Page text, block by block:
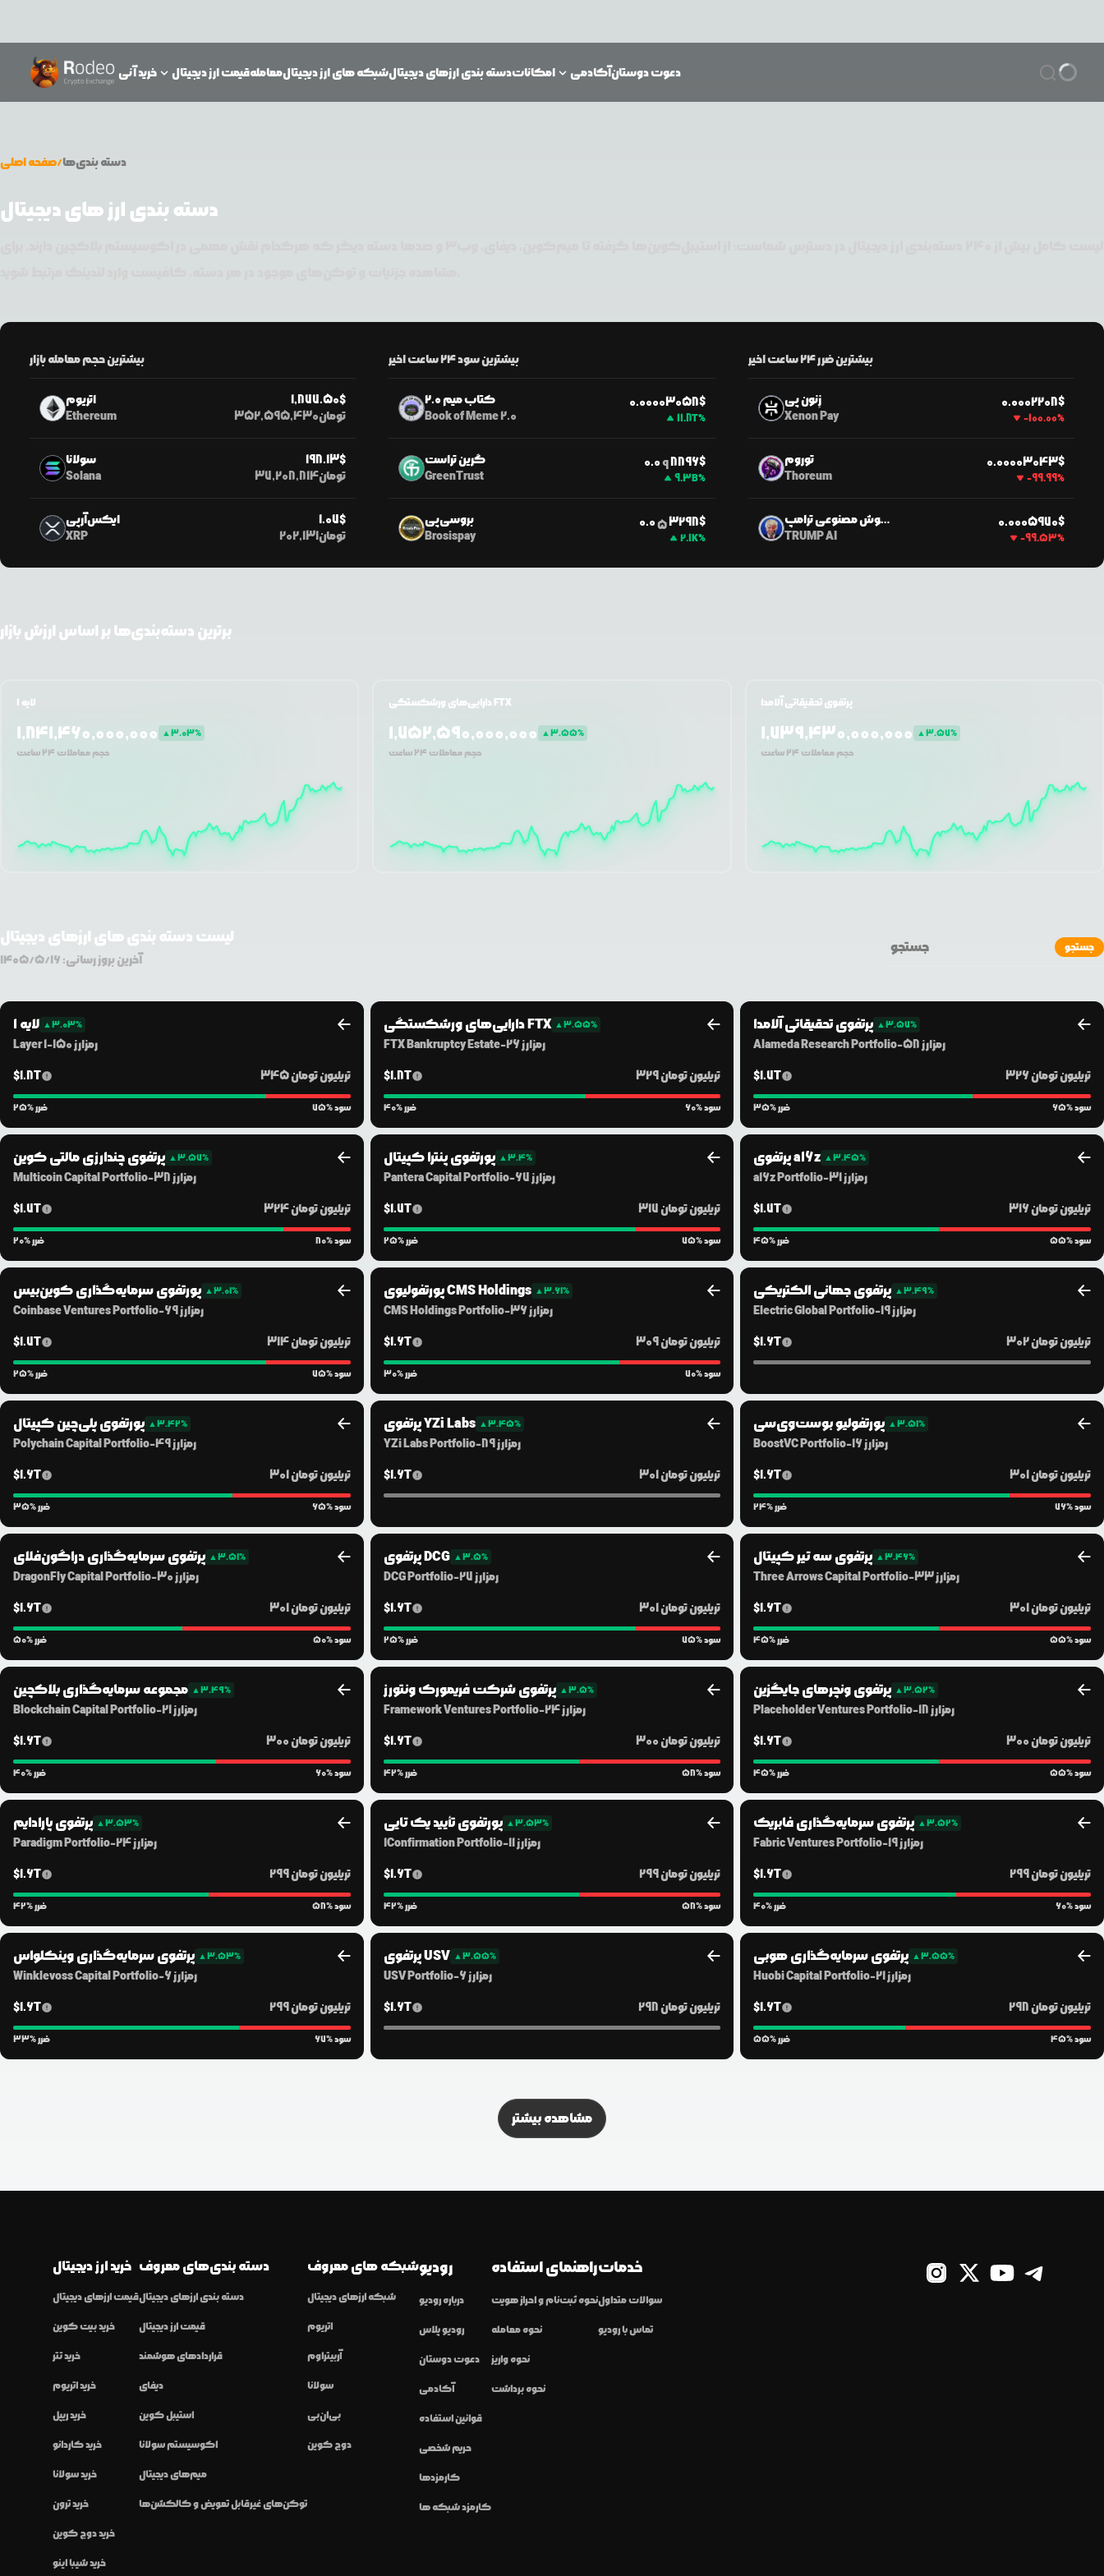
خرید آنی قیمت ارز دیجیتالمعاملهشبکه‌ های ارز دیجیتالدسته بندی ارزهای دیجیتالامکانات آکادمیدعوت دوستان
صفحه اصلی/دسته بندی‌ها
دسته بندی ارز های دیجیتال
بیشترین حجم معامله بازار
اتریوم
Ethereum
1,877.50$
352,595,430تومان
سولانا
Solana
198.13$
37,208,814تومان
ایکس‌آرپی
XRP
1.07$
202,131تومان
بیشترین سود ۲۴ ساعت اخیر
کتاب میم ۲.۰
Book of Meme 2.0
0.00003058$
11.8T%
گرین تراست
GreenTrust
0.098896$
9.3B%
بروسی‌پی
Brosispay
0.053298$
2.1K%
بیشترین ضرر ۲۴ ساعت اخیر
زِنون پی
Xenon Pay
0.0002208$
-100.00%
توروم
Thoreum
0.00003043$
-99.99%
هوش مصنوعی ترامپ
TRUMP AI
0.0005970$
-99.53%
برترین دسته‌بندی‌ها بر اساس ارزش بازار
لایه ۱
1,841,460,000,000 ▲3.03%
حجم معاملات ۲۴ ساعت
دارایی‌های ورشکستگی FTX
1,752,590,000,000 ▲3.55%
حجم معاملات ۲۴ ساعت
پرتفوی تحقیقاتی آلامدا
1,739,430,000,000 ▲3.57%
حجم معاملات ۲۴ ساعت
لیست دسته بندی های ارزهای دیجیتال
آخرین بروز رسانی: ۱۴۰۵/۵/۱۶
جستجو
لایه ۱ ▲3.03%
Layer 1-150 رمزارز
$1.8T 345 تریلیونتومان
25 % ضرر 75 % سود
دارایی‌های ورشکستگی FTX ▲3.55%
FTX Bankruptcy Estate-26رمزارز
$1.8T 329 تریلیونتومان
40 % ضرر 60 % سود
پرتفوی تحقیقاتی آلامدا ▲3.57%
Alameda Research Portfolio-58 رمزارز
$1.7T 326 تریلیونتومان
35 % ضرر 65 % سود
پرتفوی چندارزی مالتی کوین ▲3.57%
Multicoin Capital Portfolio-38 رمزارز
$1.7T 324 تریلیونتومان
20 % ضرر 80 % سود
پورتفوی پنترا کپیتال ▲3.4%
Pantera Capital Portfolio-67 رمزارز
$1.7T 317 تریلیونتومان
25 % ضرر 75 % سود
پرتفوی a16z ▲3.45%
a16z Portfolio-31رمزارز
$1.7T 316 تریلیونتومان
45 % ضرر 55 % سود
پورتفوی سرمایه‌گذاری کوین‌بیس ▲3.01%
Coinbase Ventures Portfolio-69رمزارز
$1.7T 314 تریلیونتومان
25 % ضرر 75 % سود
پورتفولیوی CMS Holdings ▲3.61%
CMS Holdings Portfolio-36رمزارز
$1.6T 309 تریلیونتومان
30 % ضرر 70 % سود
پرتفوی جهانی الکتریکی ▲3.49%
Electric Global Portfolio-19رمزارز
$1.6T 302 تریلیونتومان
پورتفوی پلی‌چین کپیتال ▲3.42%
Polychain Capital Portfolio-49رمزارز
$1.6T 301 تریلیونتومان
35 % ضرر 65 % سود
پرتفوی YZi Labs ▲3.45%
YZi Labs Portfolio-89رمزارز
$1.6T 301 تریلیونتومان
پورتفولیو بوست‌وی‌سی ▲3.51%
BoostVC Portfolio-16رمزارز
$1.6T 301 تریلیونتومان
24 % ضرر 76 % سود
پرتفوی سرمایه‌گذاری دراگون‌فلای ▲3.51%
DragonFly Capital Portfolio-30 رمزارز
$1.6T 301 تریلیونتومان
50 % ضرر 50 % سود
پرتفوی DCG ▲3.5%
DCG Portfolio-27 رمزارز
$1.6T 301 تریلیونتومان
25 % ضرر 75 % سود
پرتفوی سه تیر کپیتال ▲3.46%
Three Arrows Capital Portfolio-33رمزارز
$1.6T 301 تریلیونتومان
45 % ضرر 55 % سود
مجموعه سرمایه‌گذاری بلاکچین ▲3.49%
Blockchain Capital Portfolio-21رمزارز
$1.6T 300 تریلیونتومان
40 % ضرر 60 % سود
پرتفوی شرکت فریمورک ونتورز ▲3.5%
Framework Ventures Portfolio-24رمزارز
$1.6T 300 تریلیونتومان
42 % ضرر 58 % سود
پرتفوی ونچرهای جایگزین ▲3.52%
Placeholder Ventures Portfolio-18 رمزارز
$1.6T 300 تریلیونتومان
45 % ضرر 55 % سود
پرتفوی پارادایم ▲3.53%
Paradigm Portfolio-24رمزارز
$1.6T 299 تریلیونتومان
42 % ضرر 58 % سود
پورتفوی تأیید یک تایی ▲3.53%
1Confirmation Portfolio-11رمزارز
$1.6T 299 تریلیونتومان
42 % ضرر 58 % سود
پرتفوی سرمایه‌گذاری فابریک ▲3.52%
Fabric Ventures Portfolio-19رمزارز
$1.6T 299 تریلیونتومان
40 % ضرر 60 % سود
پرتفوی سرمایه‌گذاری وینکلواس ▲3.53%
Winklevoss Capital Portfolio-6رمزارز
$1.6T 299 تریلیونتومان
33 % ضرر 67 % سود
پرتفوی USV ▲3.55%
USV Portfolio-6رمزارز
$1.6T 298 تریلیونتومان
پرتفوی سرمایه‌گذاری هوبی ▲3.55%
Huobi Capital Portfolio-21رمزارز
$1.6T 298 تریلیونتومان
55 % ضرر 45 % سود
مشاهده بیشتر
خرید ارز دیجیتال
قیمت ارزهای دیجیتال
خرید بیت کوین
خرید تتر
خرید اتریوم
خرید ریپل
خرید کاردانو
خرید سولانا
خرید ترون
خرید دوج کوین
خرید شیبا اینو
دسته بندی‌های معروف
دسته بندی ارزهای دیجیتال
قیمت ارز دیجیتال
قراردادهای هوشمند
دیفای
استیبل کوین
اکوسیستم سولانا
میم‌های دیجیتال
توکن‌های غیرقابل تعویض و کالکشن‌ها
شبکه های معروف
شبکه ارزهای دیجیتال
اتریوم
آربیتراوم
سولانا
بی‌ان‌بی
دوج کوین
رودیو
درباره رودیو
رودیو پلاس
دعوت دوستان
آکادمی
قوانین استفاده
حریم شخصی
کارمزدها
کارمزد شبکه ها
راهنمای استفاده
نحوه ثبت‌نام و احراز هویت
نحوه معامله
نحوه واریز
نحوه برداشت
خدمات
سوالات متداول
تماس با رودیو